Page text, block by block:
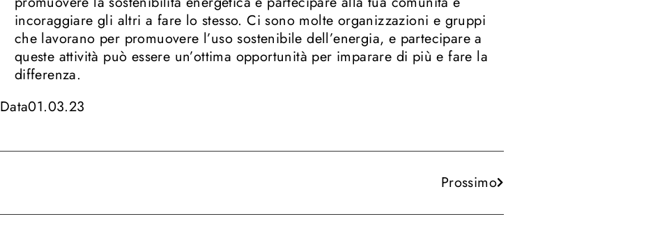
incoraggiare gli altri a fare lo stesso. Ci sono molte organizzazioni e gruppi
che lavorano per promuovere l’uso sostenibile dell’energia, e partecipare a
queste attività può essere un’ottima opportunità per imparare di più e fare la
differenza.
Data01.03.23
Prossimo